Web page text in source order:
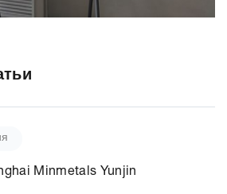
Minmetals Yunjin